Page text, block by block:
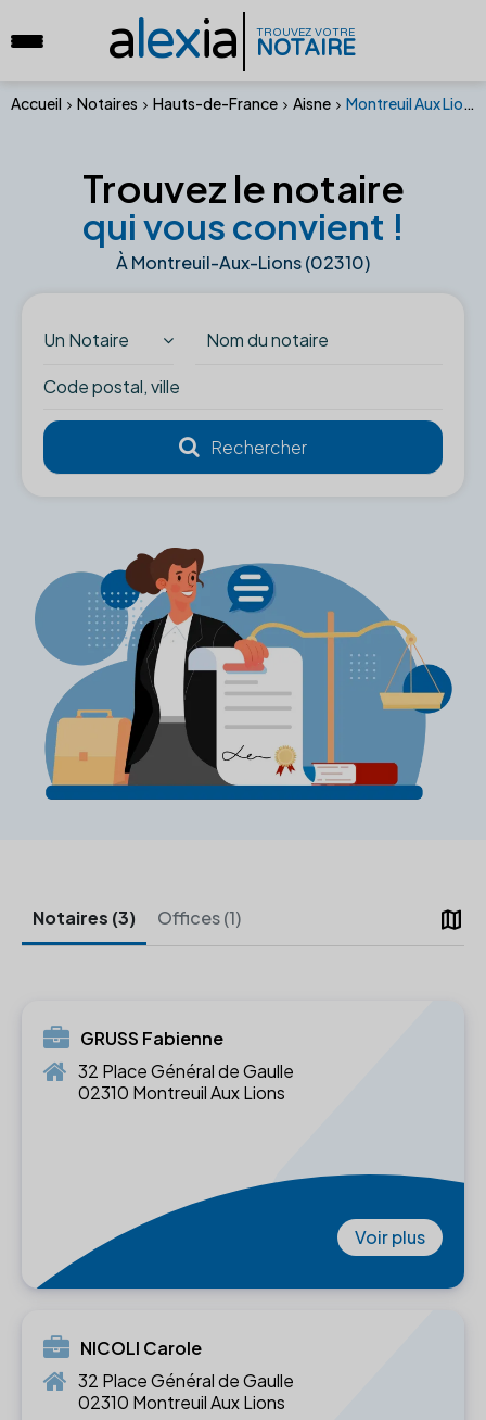
alexia TROUVEZ VOTRE
NOTAIRE
Accueil Notaires Hauts-de-France Aisne Montreuil Aux Lions (02310)
Trouvez le notaire
qui vous convient !
À Montreuil-Aux-Lions (02310)
Un Notaire
map
Notaires (3) Offices (1)
GRUSS Fabienne
32 Place Général de Gaulle
02310 Montreuil Aux Lions
Voir plus
NICOLI Carole
32 Place Général de Gaulle
02310 Montreuil Aux Lions